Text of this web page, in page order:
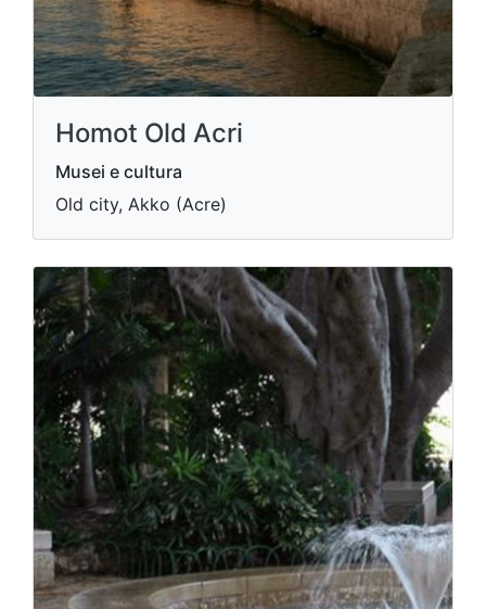
Homot Old Acri
Musei e cultura
Old city, Akko (Acre)